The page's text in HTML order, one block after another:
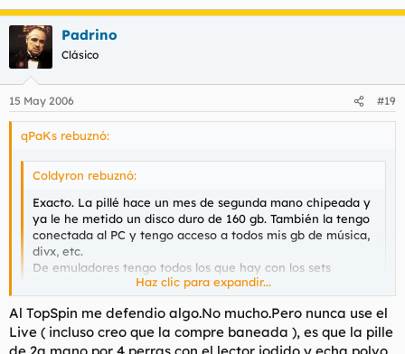
Padrino, hace un pique algun dia?
Padrino
Clásico
15 May 2006 #19
qPaKs rebuznó:
Coldyron rebuznó:
Exacto. La pillé hace un mes de segunda mano chipeada y
ya le he metido un disco duro de 160 gb. También la tengo
conectada al PC y tengo acceso a todos mis gb de música,
divx, etc.
De emuladores tengo todos los que hay con los sets
completos de roms, una GOZADA.
Ah, y aparte de todo eso, los juegos de xbox, que no es
poco.
Haz clic para expandir...
Haz clic para expandir...
Al TopSpin me defendio algo.No mucho.Pero nunca use el
Live ( incluso creo que la compre baneada ), es que la pille
de 2a mano por 4 perras con el lector jodido y echa polvo